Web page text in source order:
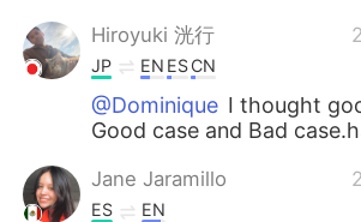
Hiroyuki 洸行
JP EN ESCN
@Dominique I thought
Good case and Bad
Jane Jaramillo
ES EN